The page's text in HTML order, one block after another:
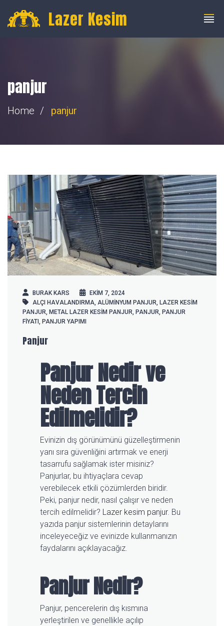
info@fibercnclazer.com
Lazer Kesim
panjur
Home panjur
BURAK KARS
EKIM 7, 2024
ALÇI HAVALANDIRMA, ALÜMINYUM PANJUR, LAZER KESIM
PANJUR, METAL LAZER KESIM PANJUR, PANJUR, PANJUR
FIYATI , PANJUR YAPIMI
Panjur
Panjur Nedir ve
Neden Tercih
Edilmelidir?
Evinizin dış görünümünü güzelleştirmenin
yanı sıra güvenliğini artırmak ve enerji
tasarrufu sağlamak ister misiniz?
Panjurlar, bu ihtiyaçlara cevap
verebilecek etkili çözümlerden biridir.
Peki, panjur nedir, nasıl çalışır ve neden
tercih edilmelidir? Lazer kesim panjur. Bu
yazıda panjur sistemlerinin detaylarını
inceleyeceğiz ve evinizde kullanmanızın
faydalarını açıklayacağız.
Panjur Nedir?
Panjur, pencerelerin dış kısmına
yerleştirilen ve genellikle açılıp